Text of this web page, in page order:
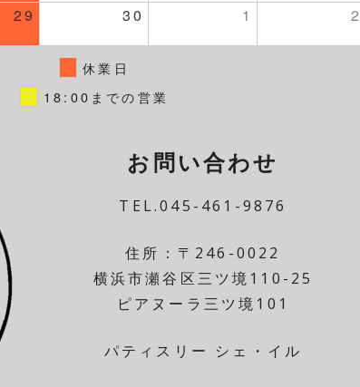
29 30 1 2
休業日
18:00までの営業
お問い合わせ
TEL.045-461-9876
住所：〒246-0022
横浜市瀬谷区三ツ境110-25
ピアヌーラ三ツ境101
パティスリー シェ・イル